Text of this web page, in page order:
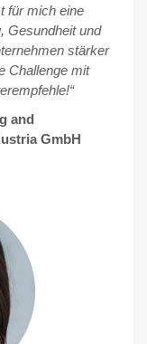
für mich eine
Gesundheit und
stärker
Challenge mit
and
GmbH